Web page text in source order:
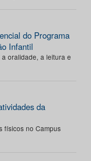
do Programa
Infantil
oralidade, a leitura e
da
físicos no Campus